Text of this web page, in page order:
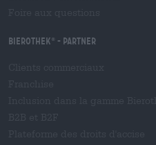
Bierothek - Partner